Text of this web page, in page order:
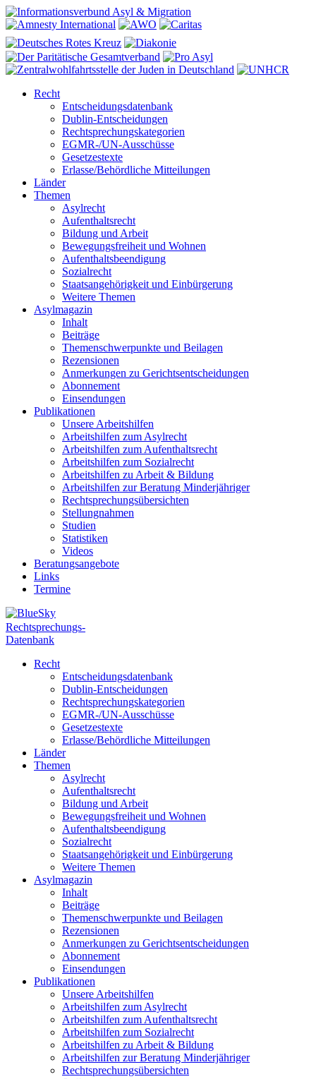
Recht
Entscheidungsdatenbank
Dublin-Entscheidungen
Rechtsprechungskategorien
EGMR-/UN-Ausschüsse
Gesetzestexte
Erlasse/Behördliche Mitteilungen
Länder
Themen
Asylrecht
Aufenthaltsrecht
Bildung und Arbeit
Bewegungsfreiheit und Wohnen
Aufenthaltsbeendigung
Sozialrecht
Staatsangehörigkeit und Einbürgerung
Weitere Themen
Asylmagazin
Inhalt
Beiträge
Themenschwerpunkte und Beilagen
Rezensionen
Anmerkungen zu Gerichtsentscheidungen
Abonnement
Einsendungen
Publikationen
Unsere Arbeitshilfen
Arbeitshilfen zum Asylrecht
Arbeitshilfen zum Aufenthaltsrecht
Arbeitshilfen zum Sozialrecht
Arbeitshilfen zu Arbeit & Bildung
Arbeitshilfen zur Beratung Minderjähriger
Rechtsprechungsübersichten
Stellungnahmen
Studien
Statistiken
Videos
Beratungsangebote
Links
Termine
Rechtsprechungs-
Datenbank
Recht
Entscheidungsdatenbank
Dublin-Entscheidungen
Rechtsprechungskategorien
EGMR-/UN-Ausschüsse
Gesetzestexte
Erlasse/Behördliche Mitteilungen
Länder
Themen
Asylrecht
Aufenthaltsrecht
Bildung und Arbeit
Bewegungsfreiheit und Wohnen
Aufenthaltsbeendigung
Sozialrecht
Staatsangehörigkeit und Einbürgerung
Weitere Themen
Asylmagazin
Inhalt
Beiträge
Themenschwerpunkte und Beilagen
Rezensionen
Anmerkungen zu Gerichtsentscheidungen
Abonnement
Einsendungen
Publikationen
Unsere Arbeitshilfen
Arbeitshilfen zum Asylrecht
Arbeitshilfen zum Aufenthaltsrecht
Arbeitshilfen zum Sozialrecht
Arbeitshilfen zu Arbeit & Bildung
Arbeitshilfen zur Beratung Minderjähriger
Rechtsprechungsübersichten